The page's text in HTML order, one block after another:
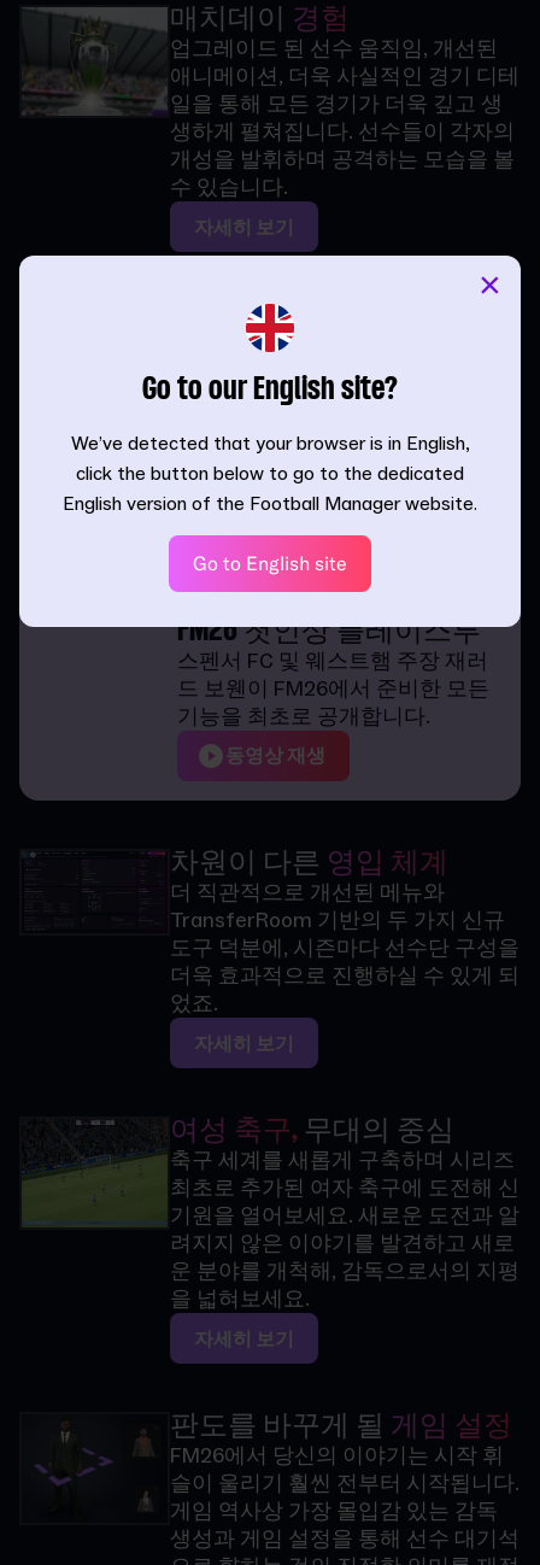
매치데이 경험
업그레이드 된 선수 움직임, 개선된
애니메이션, 더욱 사실적인 경기 디테
일을 통해 모든 경기가 더욱 깊고 생
생하게 펼쳐집니다. 선수들이 각자의
개성을 발휘하며 공격하는 모습을 볼
수 있습니다.
자세히 보기
더욱 새로워진 사용자
페이스
새로운 세대의 감독을 위해 FM26의
획기적인 UI가 더욱 깔끔한 모습과 느
낌으로 새로워졌습니다. 새로 통합된
포털은 더 넓은 축구 세계로 향하는
길이 되어줄 것입니다.
FM26 첫인상 플레이스루
스펜서 FC 및 웨스트햄 주장 재러
드 보웬이 FM26에서 준비한 모든
기능을 최초로 공개합니다.
동영상 재생
차원이 다른 영입 체계
더 직관적으로 개선된 메뉴와
TransferRoom 기반의 두 가지 신규
도구 덕분에, 시즌마다 선수단 구성을
더욱 효과적으로 진행하실 수 있게 되
었죠.
자세히 보기
여성 축구,무대의 중심
축구 세계를 새롭게 구축하며 시리즈
최초로 추가된 여자 축구에 도전해 신
기원을 열어보세요. 새로운 도전과 알
려지지 않은 이야기를 발견하고 새로
운 분야를 개척해, 감독으로서의 지평
을 넓혀보세요.
자세히 보기
판도를 바꾸게 될 게임 설정
FM26에서 당신의 이야기는 시작 휘
슬이 울리기 훨씬 전부터 시작됩니다.
게임 역사상 가장 몰입감 있는 감독
생성과 게임 설정을 통해 선수 대기석
Go to our English site?
We’ve detected that your browser is in English,
click the button below to go to the dedicated
English version of the Football Manager website.
Go to English site
×